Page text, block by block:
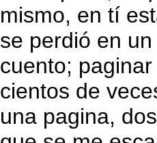
mismo, en tí
se perdió en
cuento;
cientos de
una pagina,